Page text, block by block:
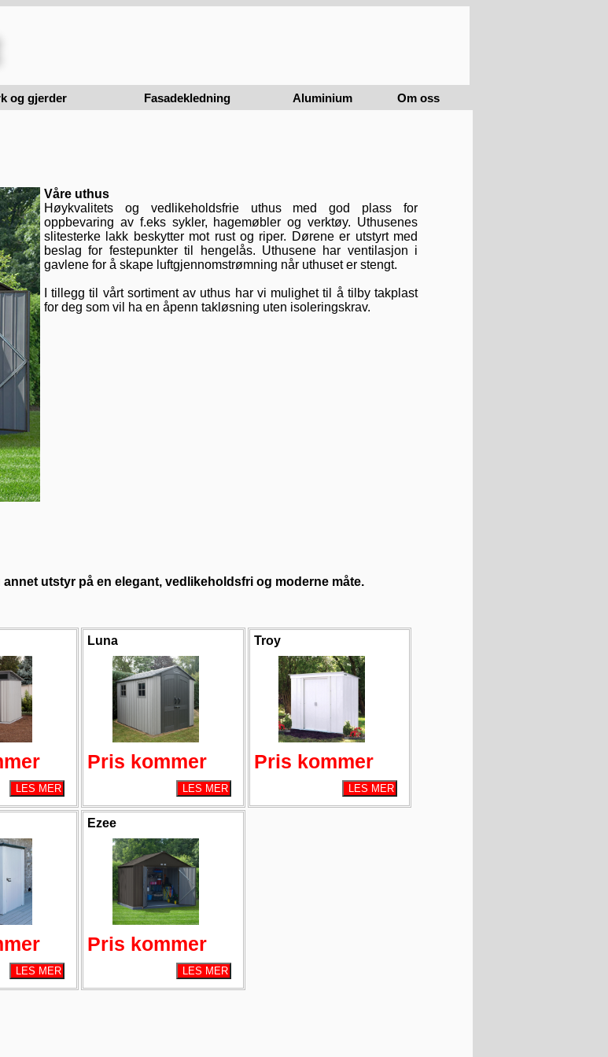
og gjerder Fasadekledning Aluminium Om oss
Våre uthus
Høykvalitets og vedlikeholdsfrie uthus med god plass for
oppbevaring av f.eks sykler, hagemøbler og verktøy. Uthusenes
slitesterke lakk beskytter mot rust og riper. Dørene er utstyrt med
beslag for festepunkter til hengelås. Uthusene har ventilasjon i
gavlene for å skape luftgjennomstrømning når uthuset er stengt.
I tillegg til vårt sortiment av uthus har vi mulighet til å tilby takplast
for deg som vil ha en åpenn takløsning uten isoleringskrav.
utstyr på en elegant, vedlikeholdsfri og moderne måte.
Luna
Pris kommer
Troy
Pris kommer
Ezee
Pris kommer